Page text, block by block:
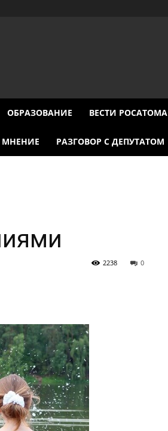
ОБРАЗОВАНИЕ ВЕСТИ РОСАТОМА
МНЕНИЕ РАЗГОВОР С ДЕПУТАТОМ
0
2238